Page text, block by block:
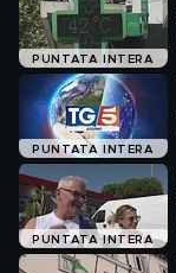
PUNTATA INTERA
PUNTATA INTERA
PUNTATA INTERA